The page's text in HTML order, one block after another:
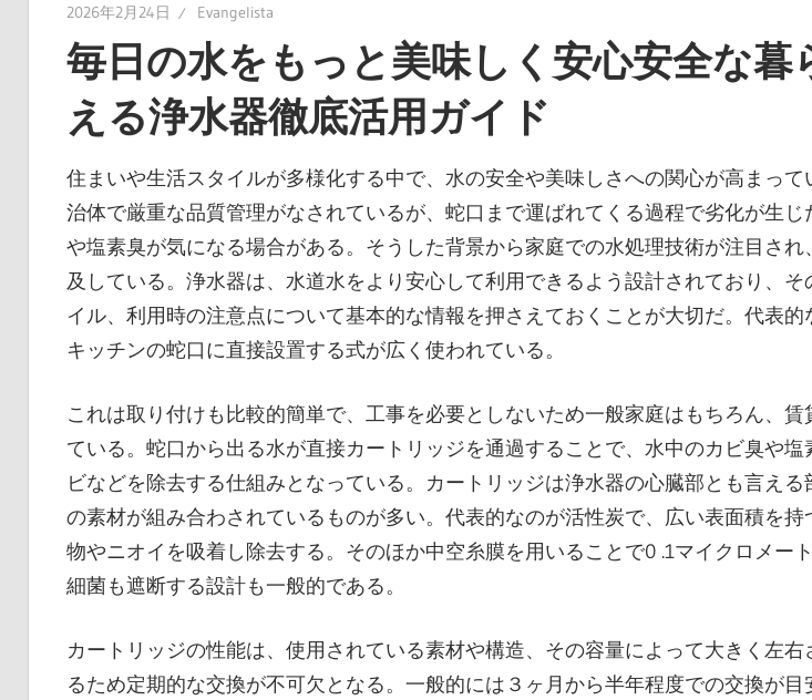
手
に
れ
う。
2026年2月24日 Evangelista
毎日の水をもっと美味しく安心安全な暮
える浄水器徹底活用ガイド
住まいや生活スタイルが多様化する中で、水の安全や美味しさへの関心が高まって
治体で厳重な品質管理がなされているが、蛇口まで運ばれてくる過程で劣化が生じ
や塩素臭が気になる場合がある。そうした背景から家庭での水処理技術が注目さ
及している。浄水器は、水道水をより安心して利用できるよう設計されており、そ
イル、利用時の注意点について基本的な情報を押さえておくことが大切だ。代表的
キッチンの蛇口に直接設置する式が広く使われている。
これは取り付けも比較的簡単で、工事を必要としないため一般家庭はもちろん、
ている。蛇口から出る水が直接カートリッジを通過することで、水中のカビ臭や塩
ビなどを除去する仕組みとなっている。カートリッジは浄水器の心臓部とも言え
の素材が組み合わされているものが多い。代表的なのが活性炭で、広い表面積を
物やニオイを吸着し除去する。そのほか中空糸膜を用いることで0 .1マイクロメー
細菌も遮断する設計も一般的である。
カートリッジの性能は、使用されている素材や構造、その容量によって大きく左
るため定期的な交換が不可欠となる。一般的には３ヶ月から半年程度での交換が